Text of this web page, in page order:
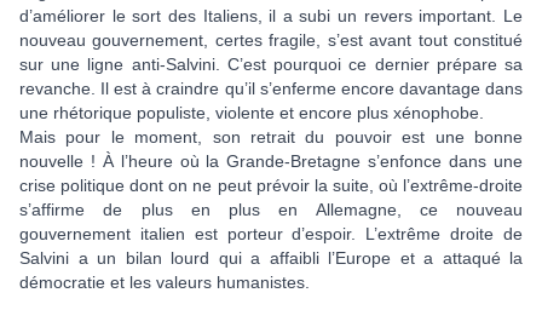
d’améliorer le sort des Italiens, il a subi un revers important. Le
nouveau gouvernement, certes fragile, s’est avant tout constitué
sur une ligne anti-Salvini. C’est pourquoi ce dernier prépare sa
revanche. Il est à craindre qu’il s’enferme encore davantage dans
une rhétorique populiste, violente et encore plus xénophobe.
Mais pour le moment, son retrait du pouvoir est une bonne
nouvelle ! À l’heure où la Grande-Bretagne s’enfonce dans une
crise politique dont on ne peut prévoir la suite, où l’extrême-droite
s’affirme de plus en plus en Allemagne, ce nouveau
gouvernement italien est porteur d’espoir. L’extrême droite de
Salvini a un bilan lourd qui a affaibli l’Europe et a attaqué la
démocratie et les valeurs humanistes.